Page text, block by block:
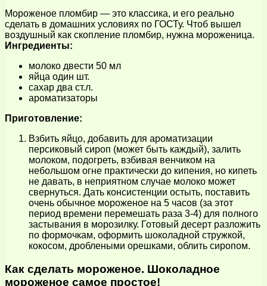
Мороженое пломбир — это классика, и его реально
сделать в домашних условиях по ГОСТу. Чтоб вышел
воздушный как скопление пломбир, нужна мороженица.
Ингредиенты:
молоко двести 50 мл
яйца один шт.
сахар два ст.л.
ароматизаторы
Приготовление:
Взбить яйцо, добавить для ароматизации
персиковый сироп (может быть каждый), залить
молоком, подогреть, взбивая венчиком на
небольшом огне практически до кипения, но кипеть
не давать, в неприятном случае молоко может
свернуться. Дать консистенции остыть, поставить
очень обычное мороженое на 5 часов (за этот
период времени перемешать раза 3-4) для полного
застывания в морозилку. Готовый десерт разложить
по формочкам, оформить шоколадной стружкой,
кокосом, дроблеными орешками, облить сиропом.
Как сделать мороженое. Шоколадное
мороженое самое простое!